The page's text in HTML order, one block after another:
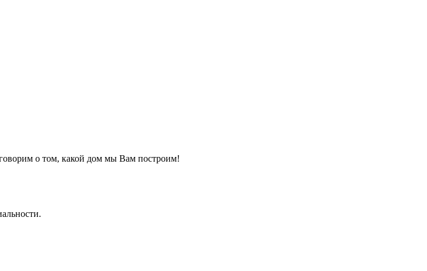
о том, какой дом мы Вам построим!